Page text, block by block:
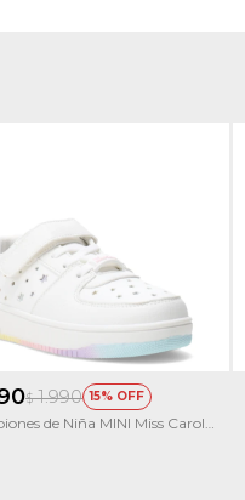
$ 1.990 15
de Niña MINI Miss Carol